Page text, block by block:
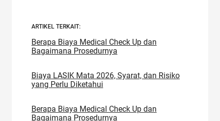
ARTIKEL TERKAIT:
Berapa Biaya Medical Check Up dan
Bagaimana Prosedurnya
Biaya LASIK Mata 2026, Syarat, dan Risiko
yang Perlu Diketahui
Berapa Biaya Medical Check Up dan
Bagaimana Prosedurnya